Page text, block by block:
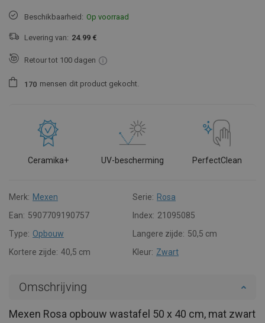
Beschikbaarheid: Op voorraad
Levering van: 24.99 €
Retour tot 100 dagen
1 70 mensen dit product gekocht.
Ceramika+ UV-bescherming PerfectClean
Merk: Mexen Serie: Rosa
Ean: 5907709190757 Index: 21095085
Type: Opbouw Langere zijde: 50,5 cm
Kortere zijde: 40,5 cm Kleur: Zwart
Omschrijving
Mexen Rosa opbouw wastafel 50 x 40 cm, mat zwart